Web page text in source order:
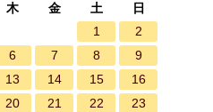
木 金 土
日
1
2
6 7 8
9
13 14 15
16
20 21 22
23